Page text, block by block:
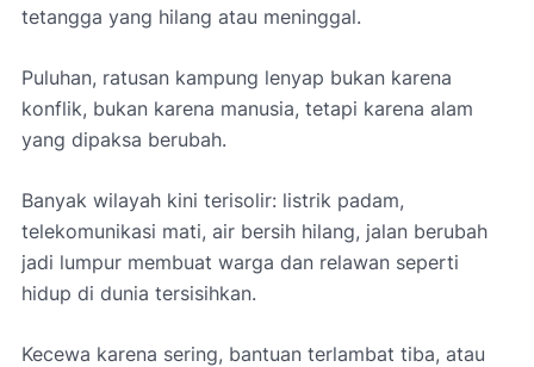
tetangga yang hilang atau meninggal.
Puluhan, ratusan kampung lenyap bukan karena
konflik, bukan karena manusia, tetapi karena alam
yang dipaksa berubah.
Banyak wilayah kini terisolir: listrik padam,
telekomunikasi mati, air bersih hilang, jalan berubah
jadi lumpur membuat warga dan relawan seperti
hidup di dunia tersisihkan.
Kecewa karena sering, bantuan terlambat tiba, atau